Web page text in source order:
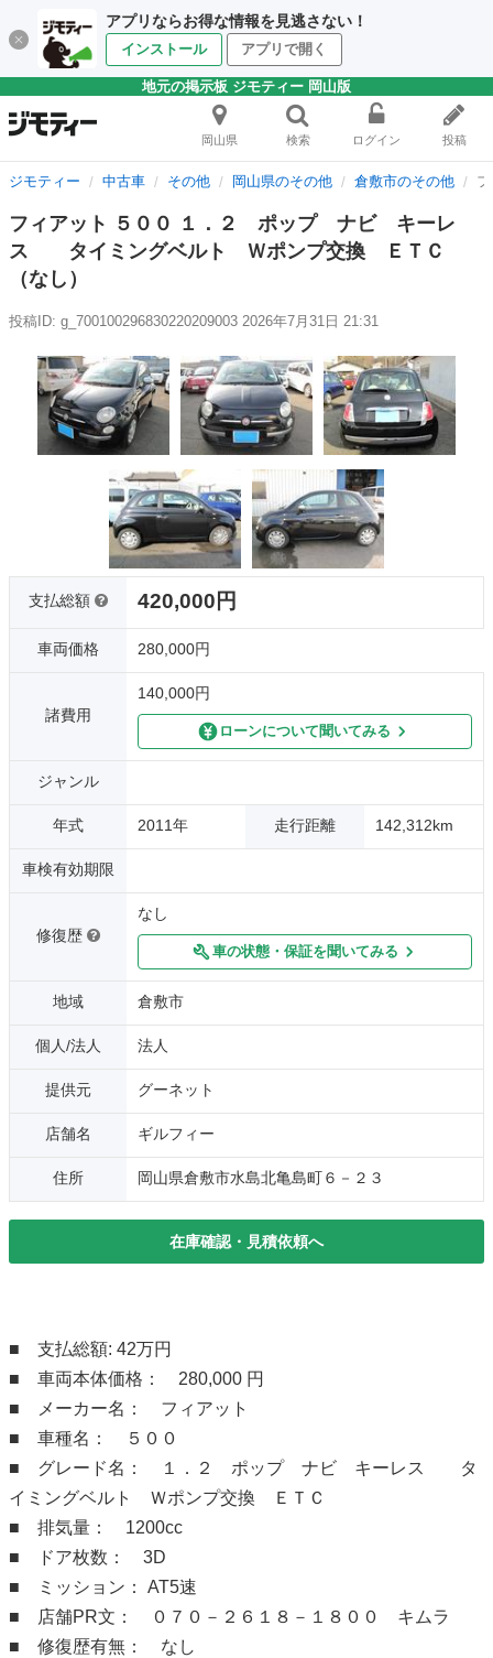
アプリならお得な情報を見逃さない！
インストール アプリで開く
地元の掲示板 ジモティー 岡山版
岡山県 検索 ログイン 投稿
ジモティー 中古車 その他 岡山県のその他 倉敷市のその他
フィアット ５００ １．２ ポップ ナビ キーレ
ス タイミングベルト Ｗポンプ交換 ＥＴＣ
（なし）
投稿ID: g_700100296830220209003 2026年7月31日 21:31
支払総額 420,000円
車両価格 280,000円
諸費用
140,000円
ローンについて聞いてみる
ジャンル
年式 2011年 走行距離 142,312km
車検有効期限
修復歴
なし
車の状態・保証を聞いてみる
地域 倉敷市
個人/法人 法人
提供元 グーネット
店舗名 ギルフィー
住所 岡山県倉敷市水島北亀島町６－２３
在庫確認・見積依頼へ
■ 支払総額: 42万円
■ 車両本体価格： 280,000 円
■ メーカー名： フィアット
■ 車種名： ５００
■ グレード名： １．２ ポップ ナビ キーレス タ
イミングベルト Ｗポンプ交換 ＥＴＣ
■ 排気量： 1200cc
■ ドア枚数： 3D
■ ミッション： AT5速
■ 店舗PR文： ０７０－２６１８－１８００ キムラ
■ 修復歴有無： なし